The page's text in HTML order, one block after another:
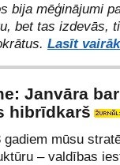
bija mēģinājumi
bet tas izdevās,
Lasīt vairāk
Janvāra
hibrīdkarš
gadiem mūsu
– valdības